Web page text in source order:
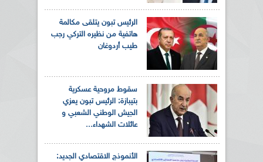
الرئيس تبون يتلقى مكالمة
هاتفية من نظيره التركي رجب
طيب أردوغان
سقوط مروحية عسكرية
بتيبازة: الرئيس تبون يعزي
الجيش الوطني الشعبي و
عائلات الشهداء...
الأنموذج الاقتصادي الجديد: